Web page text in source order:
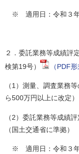
※ 適用日：令和３年
２．委託業務等成績評
検第19号）
（PDF
（1）測量、調査業務
ら500万円以上に改定）
（2）委託業務等成績
（国土交通省に準拠）
※ 適用日：令和３年